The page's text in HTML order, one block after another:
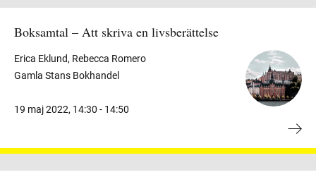
Boksamtal – Att skriva en livsberättelse
Erica Eklund, Rebecca Romero
Gamla Stans Bokhandel
19 maj 2022, 14:30 - 14:50